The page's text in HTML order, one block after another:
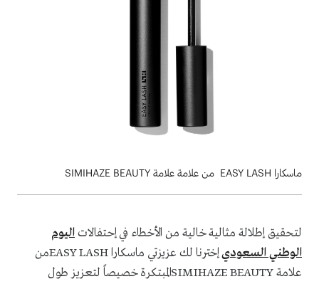
ماسكارا EASY LASH من علامة علامة SIMIHAZE BEAUTY
لتحقيق إطلالة مثالية خالية من الأخطاء في إحتفالات اليوم
الوطني السعودي
إخترنا لك عزيزتي ماسكارا EASY LASHمن
علامة SIMIHAZE BEAUTYالمبتكرة خصيصاً لتعزيز طول